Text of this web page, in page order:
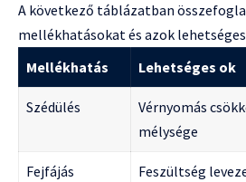
A következő táblázatban
mellékhatásokat és azok
Mellékhatás
Lehetséges ok
Szédülés
Vérnyomás
mélysége
Fejfájás Feszültség